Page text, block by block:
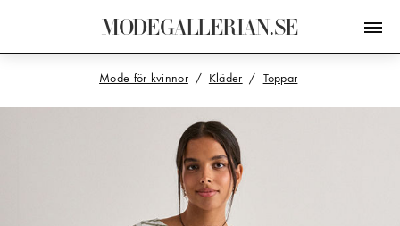
MODEGALLERIAN.SE
Mode för kvinnor Kläder Toppar